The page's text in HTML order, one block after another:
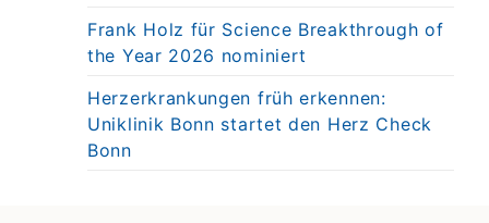
Frank Holz für Science Breakthrough of
the Year 2026 nominiert
Herzerkrankungen früh erkennen:
Uniklinik Bonn startet den Herz Check
Bonn